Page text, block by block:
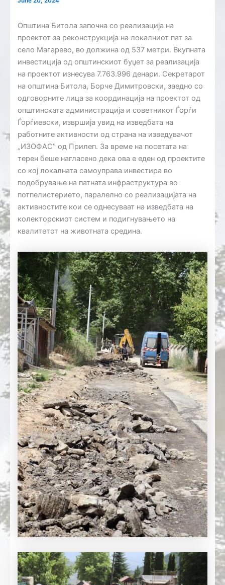
Општина Битола започна со реализација на
проектот за реконструкција на локалниот пат за
село Магарево, во должина од 537 метри. Вкупната
инвестиција од општинскиот буџет за реализација
на проектот изнесува 7.763.996 денари. Секретарот
на општина Битола, Борче Димитровски, заедно со
одговорните лица за координација на проектот од
општинската администрација и советникот Ѓорѓи
Ѓорѓиевски, извршија увид на изведбата на
работните активности од страна на изведувачот
„ИЗОФАС“ од Прилеп. За време на посетата на
терен беше нагласено дека ова е еден од проектите
со кој локалната самоуправа инвестира во
подобрување на патната инфраструктура во
потпелистерието, паралелно со реализацијата на
активностите кои се однесуваат на изведбата на
колекторскиот систем и подигнувањето на
квалитетот на животната средина.